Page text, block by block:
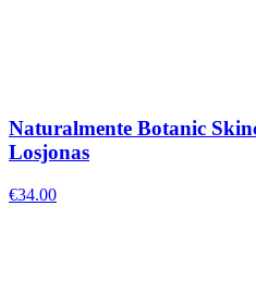
Naturalmente Botanic
Losjonas
€34.00